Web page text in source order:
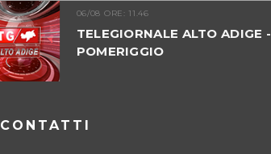
06/08 ORE: 11.46
TELEGIORNALE ALTO ADIGE -
POMERIGGIO
CONTATTI